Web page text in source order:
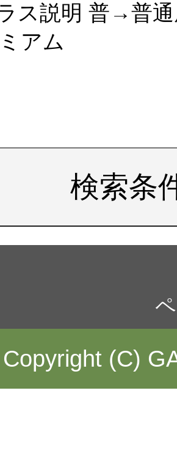
ス説明 普→普
アム
検索条
Copyright (C)